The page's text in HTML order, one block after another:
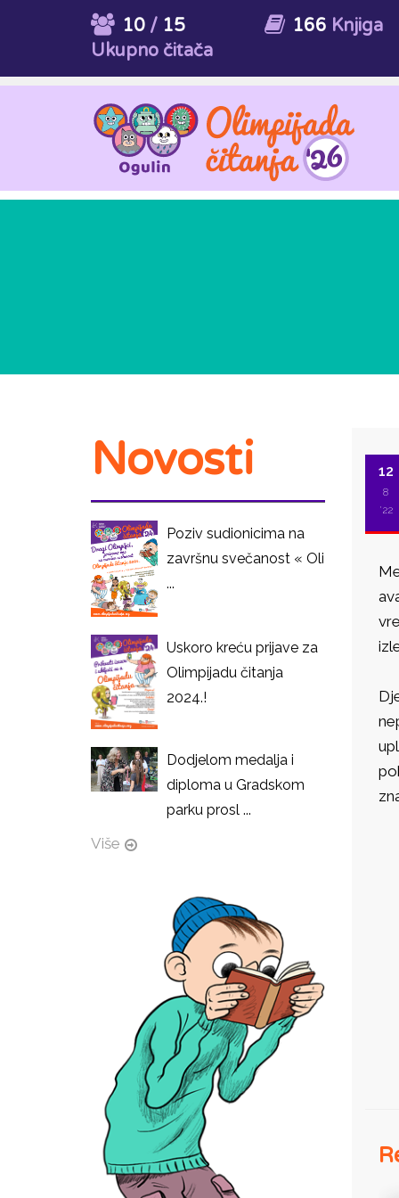
10/ 15
Ukupno čitača
166 Knjiga
12
8
'22
Novosti
Poziv sudionicima na
završnu svečanost « Oli
...
Uskoro kreću prijave za
Olimpijadu čitanja
2024.!
Dodjelom medalja i
diploma u Gradskom
parku prosl ...
Više